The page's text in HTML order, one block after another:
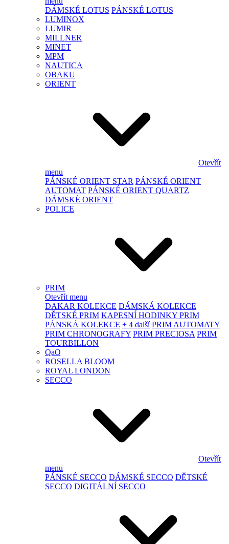
DÁMSKÉ LOTUS PÁNSKÉ LOTUS
LUMINOX
LUMIR
MILLNER
MINET
MPM
NAUTICA
OBAKU
ORIENT
Otevřít
menu
PÁNSKÉ ORIENT STAR PÁNSKÉ ORIENT
AUTOMAT PÁNSKÉ ORIENT QUARTZ
DÁMSKÉ ORIENT
POLICE
PRIM
Otevřít menu
DAKAR KOLEKCE DÁMSKÁ KOLEKCE
DĚTSKÉ PRIM KAPESNÍ HODINKY PRIM
PÁNSKÁ KOLEKCE + 4 další PRIM AUTOMATY
PRIM CHRONOGRAFY PRIM PRECIOSA PRIM
TOURBILLON
QaQ
ROSELLA BLOOM
ROYAL LONDON
SECCO
Otevřít
menu
PÁNSKÉ SECCO DÁMSKÉ SECCO DĚTSKÉ
SECCO DIGITÁLNÍ SECCO